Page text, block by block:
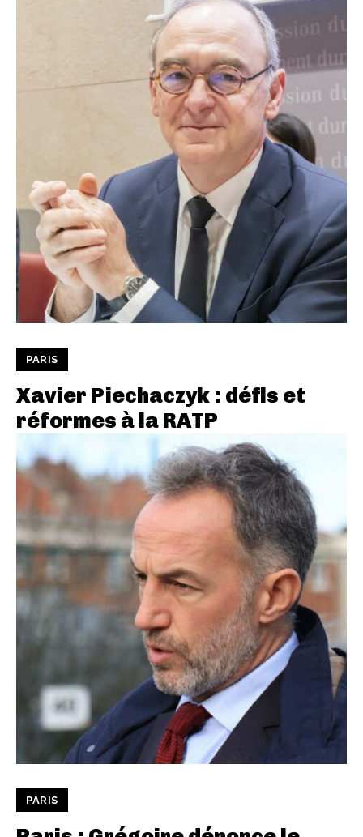
PARIS
Xavier Piechaczyk : défis et
réformes à la RATP
PARIS